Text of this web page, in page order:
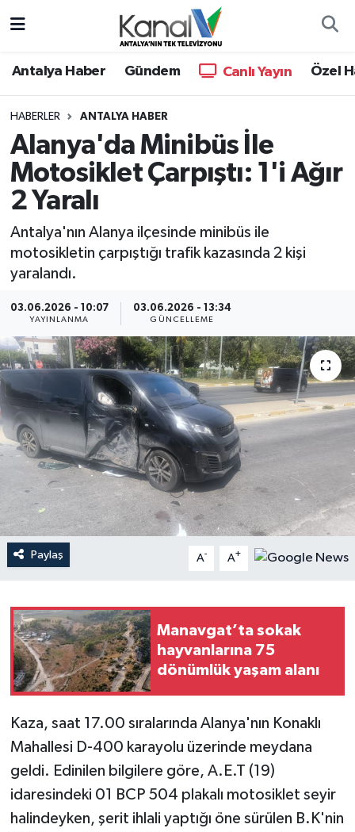
Antalya Haber Gündem Canlı Yayın Özel
HABERLER ANTALYA HABER
Alanya'da Minibüs İle
Motosiklet Çarpıştı: 1'i Ağır
2 Yaralı
Antalya'nın Alanya ilçesinde minibüs ile
motosikletin çarpıştığı trafik kazasında 2 kişi
yaralandı.
03.06.2026 - 10:07
YAYINLANMA
03.06.2026 - 13:34
GÜNCELLEME
Paylaş A- A+
Manavgat’ta sokak
hayvanlarına 75
dönümlük yaşam alanı
Kaza, saat 17.00 sıralarında Alanya'nın Konaklı
Mahallesi D-400 karayolu üzerinde meydana
geldi. Edinilen bilgilere göre, A.E.T (19)
idaresindeki 01 BCP 504 plakalı motosiklet seyir
halindeyken, şerit ihlali yaptığı öne sürülen B.K'nin
Antalya Haber
Dünya
Eğitim
Gündem
Günün Manşetleri
Haber Kuşakları
Haberler
KANALV Spor
Kültür Sanat
Magazin
Öğle Bülteni
Siyaset
Sosyal medya
Teknoloji
Televizyon
Turizm
Hava Durumu
Trafik Durumu
Süper Lig Puan Durumu ve Fikstür
Son Dakika Haberleri
Haber Arşivi